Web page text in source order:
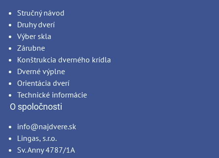
Stručný návod
Druhy dverí
Výber skla
Zárubne
Konštrukcia dverného krídla
Dverné výplne
Orientácia dverí
Technické informácie
O spoločnosti
info@najdvere.sk
Lingas, s.r.o.
Sv. Anny 4787/1A